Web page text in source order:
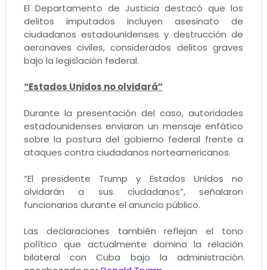
El Departamento de Justicia destacó que los
delitos imputados incluyen asesinato de
ciudadanos estadounidenses y destrucción de
aeronaves civiles, considerados delitos graves
bajo la legislación federal.
“Estados Unidos no olvidará”
Durante la presentación del caso, autoridades
estadounidenses enviaron un mensaje enfático
sobre la postura del gobierno federal frente a
ataques contra ciudadanos norteamericanos.
“El presidente Trump y Estados Unidos no
olvidarán a sus ciudadanos”, señalaron
funcionarios durante el anuncio público.
Las declaraciones también reflejan el tono
político que actualmente domina la relación
bilateral con Cuba bajo la administración